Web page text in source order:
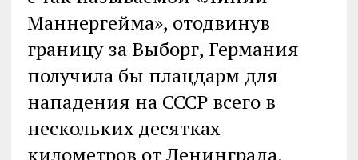
Маннергейма», отодвинув
границу за Выборг, Германия
получила бы плацдарм для
нападения на СССР всего в
нескольких десятках
километров от Ленинграда.